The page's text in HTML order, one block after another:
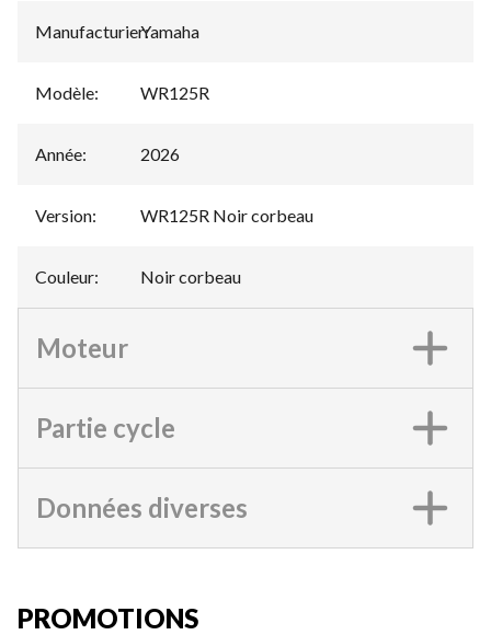
Manufacturier:
Yamaha
Modèle: WR125R
Année: 2026
Version: WR125R Noir corbeau
Couleur: Noir corbeau
Moteur
Partie cycle
Données diverses
PROMOTIONS